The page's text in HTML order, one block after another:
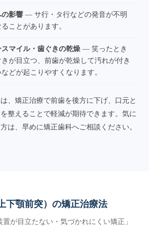
影響 — サ行・タ行などの発音が不明
ことがあります。
スマイル・歯ぐきの乾燥 — 笑ったとき
きが目立つ、前歯が乾燥して汚れが付き
どが起こりやすくなります。
、矯正治療で前歯を後方に下げ、口元と
整えることで軽減が期待できます。気に
は、早めに矯正歯科へご相談ください。
下顎前突）の矯正治療法
置が目立たない・気づかれにくい矯正」